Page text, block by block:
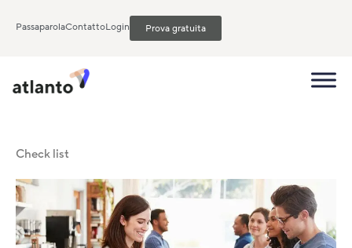
PassaparolaContattoLogin Prova gratuita
Check list